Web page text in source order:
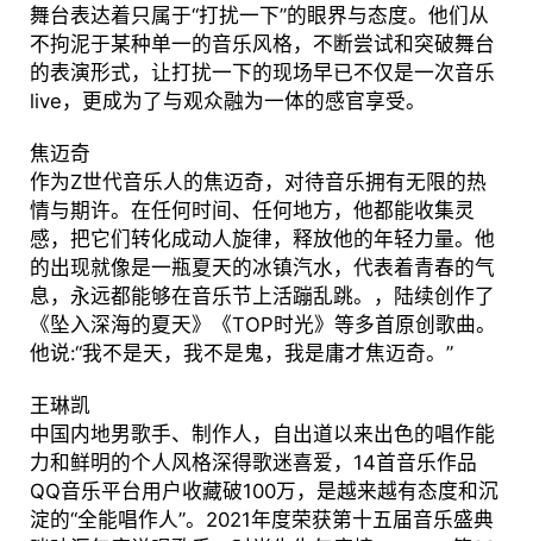
舞台表达着只属于“打扰一下”的眼界与态度。他们从
不拘泥于某种单一的音乐风格，不断尝试和突破舞台
的表演形式，让打扰一下的现场早已不仅是一次音乐
live，更成为了与观众融为一体的感官享受。
焦迈奇
作为Z世代音乐人的焦迈奇，对待音乐拥有无限的热
情与期许。在任何时间、任何地方，他都能收集灵
感，把它们转化成动人旋律，释放他的年轻力量。他
的出现就像是一瓶夏天的冰镇汽水，代表着青春的气
息，永远都能够在音乐节上活蹦乱跳。，陆续创作了
《坠入深海的夏天》《TOP时光》等多首原创歌曲。
他说:“我不是天，我不是鬼，我是庸才焦迈奇。”
王琳凯
中国内地男歌手、制作人，自出道以来出色的唱作能
力和鲜明的个人风格深得歌迷喜爱，14首音乐作品
QQ音乐平台用户收藏破100万，是越来越有态度和沉
淀的“全能唱作人”。2021年度荣获第十五届音乐盛典